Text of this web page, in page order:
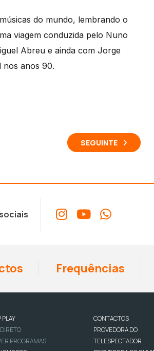
do mundo, lembrando o
viagem conduzida pelo Nuno
Abreu e ainda com Jorge
nos anos 90.
SEGUINTE
Frequências
PLAY
PROGRAMAS
CONTACTOS
PROVEDORA DO
TELESPECTADOR